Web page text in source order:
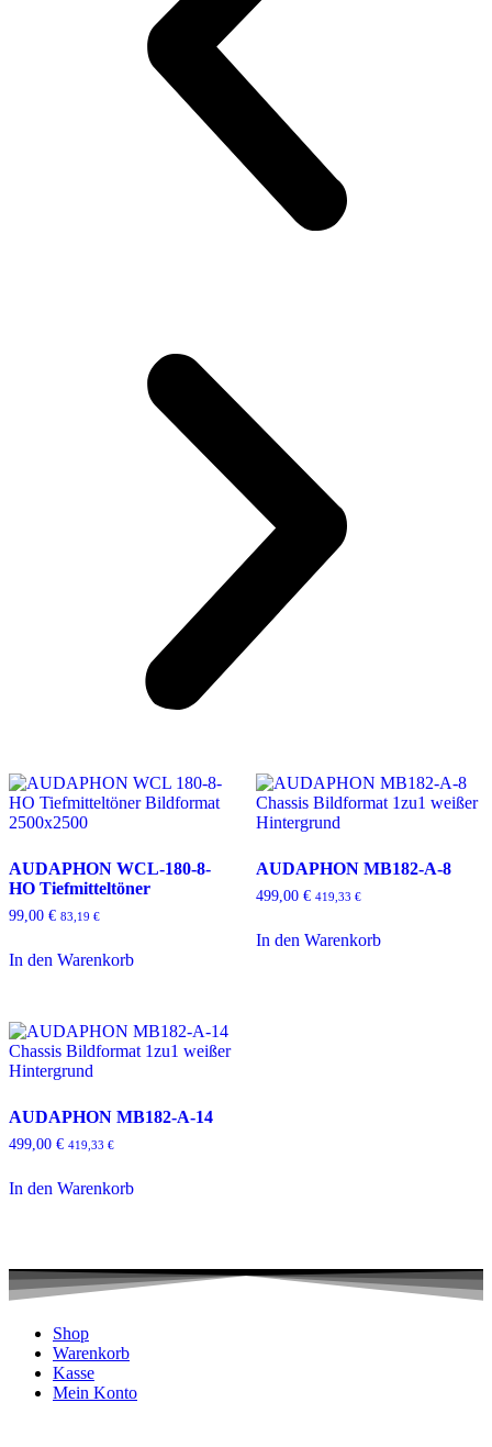
AUDAPHON WCL-180-8-
HO Tiefmitteltöner
99,00 € 83,19 €
In den Warenkorb
AUDAPHON MB182-A-8
499,00 € 419,33 €
In den Warenkorb
AUDAPHON MB182-A-14
499,00 € 419,33 €
In den Warenkorb
Shop
Warenkorb
Kasse
Mein Konto